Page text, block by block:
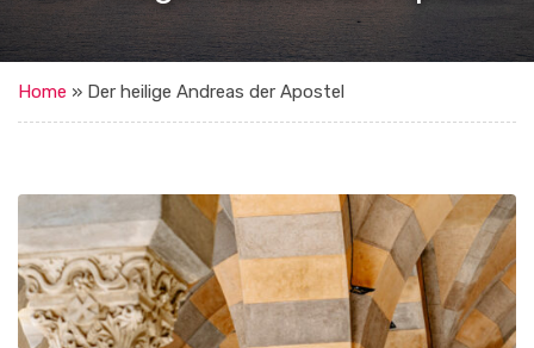
Home » Der heilige Andreas der Apostel